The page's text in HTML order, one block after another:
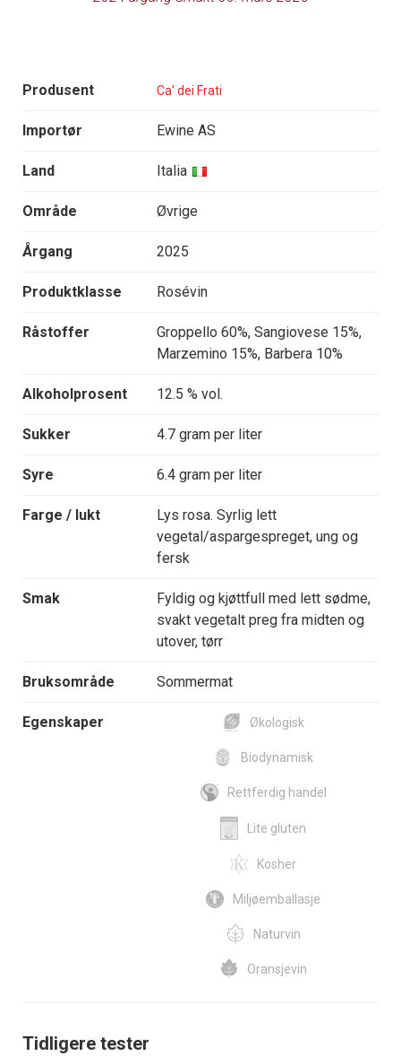
Produsent Ca' dei Frati
Importør Ewine AS
Land Italia
Område Øvrige
Årgang 2025
Produktklasse Rosévin
Råstoffer
Groppello 60%, Sangiovese 15%,
Marzemino 15%, Barbera 10%
Alkoholprosent 12.5 % vol.
Sukker 4.7 gram per liter
Syre 6.4 gram per liter
Farge / lukt
Lys rosa. Syrlig lett
vegetal/aspargespreget, ung og
fersk
Smak
Fyldig og kjøttfull med lett sødme,
svakt vegetalt preg fra midten og
utover, tørr
Bruksområde Sommermat
Egenskaper Økologisk
Biodynamisk
Rettferdig handel
Lite gluten
Kosher
Miljøemballasje
Naturvin
Oransjevin
Tidligere tester